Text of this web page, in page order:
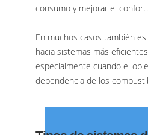
consumo y mejorar el confort.
En muchos casos también
hacia sistemas más
especialmente cuando el
dependencia de los